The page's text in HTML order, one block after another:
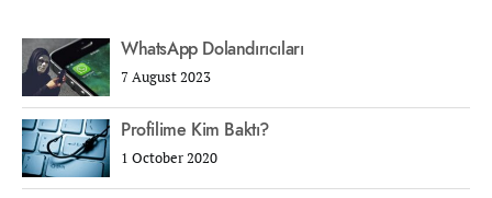
WhatsApp Dolandırıcıları
7 August 2023
Profilime Kim Baktı?
1 October 2020